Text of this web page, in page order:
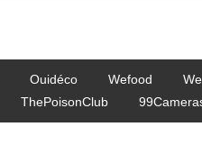
Ouidéco Wefood
ThePoisonClub